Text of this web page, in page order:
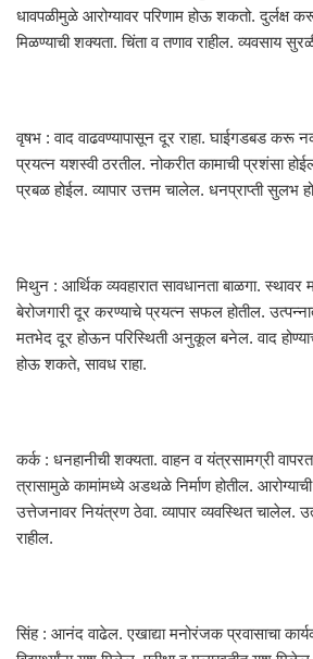
धावपळीमुळे आरोग्यावर परिणाम होऊ शकतो. दुर्लक्ष
मिळण्याची शक्यता. चिंता व तणाव राहील. व्यवसाय
वृषभ : वाद वाढवण्यापासून दूर राहा. घाईगडबड करू
प्रयत्न यशस्वी ठरतील. नोकरीत कामाची प्रशंसा
प्रबळ होईल. व्यापार उत्तम चालेल. धनप्राप्ती सुलभ
मिथुन : आर्थिक व्यवहारात सावधानता बाळगा. स्थावर
बेरोजगारी दूर करण्याचे प्रयत्न सफल होतील.
मतभेद दूर होऊन परिस्थिती अनुकूल बनेल. वाद
होऊ शकते, सावध राहा.
कर्क : धनहानीची शक्यता. वाहन व यंत्रसामग्री
त्रासामुळे कामांमध्ये अडथळे निर्माण होतील.
उत्तेजनावर नियंत्रण ठेवा. व्यापार व्यवस्थित चालेल.
राहील.
सिंह : आनंद वाढेल. एखाद्या मनोरंजक प्रवासाचा